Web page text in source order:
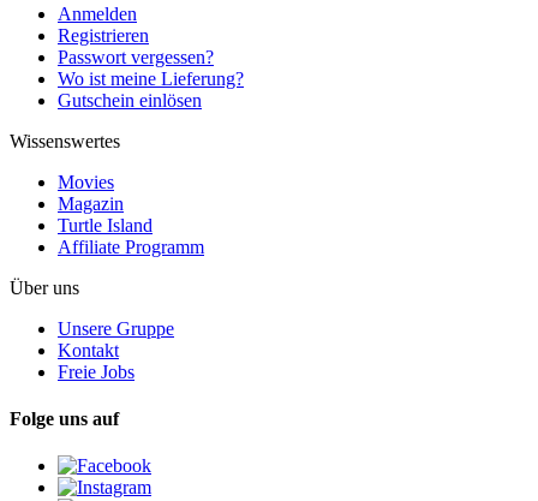
Anmelden
Registrieren
Passwort vergessen?
Wo ist meine Lieferung?
Gutschein einlösen
Wissenswertes
Movies
Magazin
Turtle Island
Affiliate Programm
Über uns
Unsere Gruppe
Kontakt
Freie Jobs
Folge uns auf